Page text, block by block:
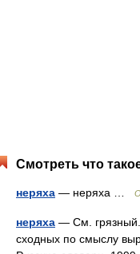
Смотреть что
неряха — неряха …
неряха — См.
сходных по смыслу